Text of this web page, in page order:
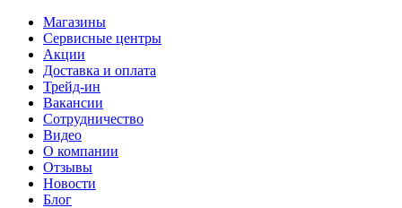
Магазины
Сервисные центры
Акции
Доставка и оплата
Трейд-ин
Вакансии
Сотрудничество
Видео
О компании
Отзывы
Новости
Блог